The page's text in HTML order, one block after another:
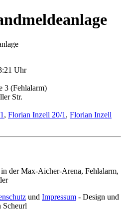
Uhr
3 (Fehlalarm)
Str.
, Florian Inzell 20/1 , Florian Inzell
in der Max-Aicher-Arena, Fehlalarm,
und Impressum - Design und
Scheurl